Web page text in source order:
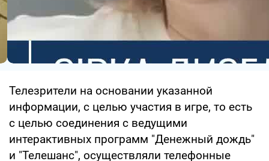
Телезрители на основании указанной
информации, с целью участия в игре, то есть
с целью соединения с ведущими
интерактивных программ "Денежный дождь"
и "Телешанс", осуществляли телефонные